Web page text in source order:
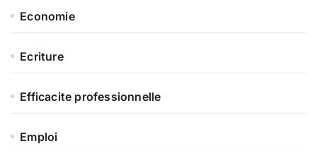
Economie
Ecriture
Efficacite professionnelle
Emploi